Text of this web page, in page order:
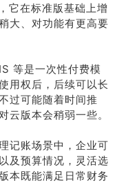
它在标准版基础上增
大、对功能有更高要
等是一次性付费模
用权后，后续可以长
过可能随着时间推
云版本会稍弱一些。
记账场景中，企业可
及预算情况，灵活选
本既能满足日常财务